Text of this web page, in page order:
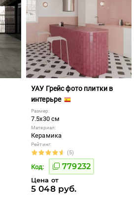
УАУ Грейс фото плитки в
интерьре
Размер:
7.5x30 см
Материал:
Керамика
Рейтинг:
(5)
Код: 779232
Цена от
5 048 руб.